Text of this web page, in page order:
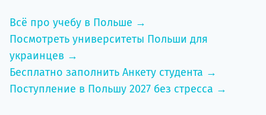
Всё про учебу в Польше →
Посмотреть университеты Польши для
украинцев →
Бесплатно заполнить Анкету студента →
Поступление в Польшу 2027 без стресса →